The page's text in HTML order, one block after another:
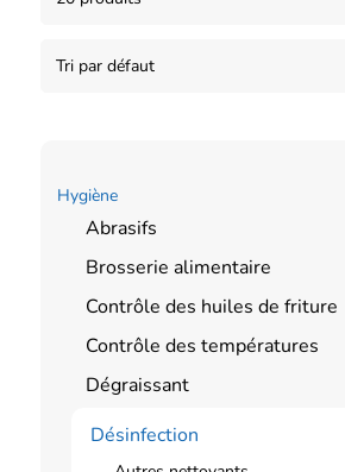
Hygiène
Abrasifs
Brosserie alimentaire
Contrôle des huiles de friture
Contrôle des températures
Dégraissant
Désinfection